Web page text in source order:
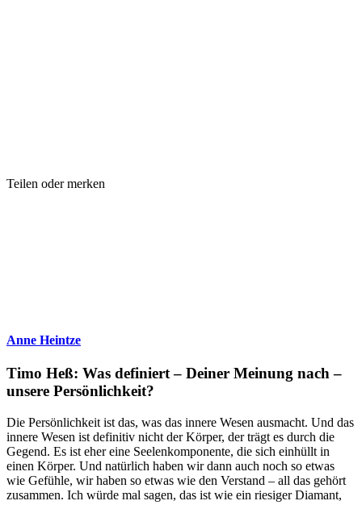
Teilen oder merken
Anne Heintze
Timo Heß: Was definiert – Deiner Meinung nach –
unsere Persönlichkeit?
Die Persönlichkeit ist das, was das innere Wesen ausmacht. Und das
innere Wesen ist definitiv nicht der Körper, der trägt es durch die
Gegend. Es ist eher eine Seelenkomponente, die sich einhüllt in
einen Körper. Und natürlich haben wir dann auch noch so etwas
wie Gefühle, wir haben so etwas wie den Verstand – all das gehört
zusammen. Ich würde mal sagen, das ist wie ein riesiger Diamant,